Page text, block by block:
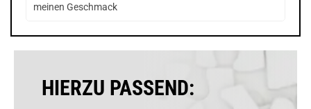
meinen Geschmack
HIERZU PASSEND: